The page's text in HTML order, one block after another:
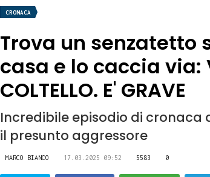
CRONACA
Trova un senzatetto
casa e lo caccia via:
COLTELLO. E' GRAVE
Incredibile episodio di
il presunto aggressore
MARCO BIANCO 17.03.2025 09:52 5583 0